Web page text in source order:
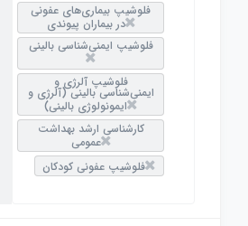
فلوشیپ بیماری‌های عفونی
در بیماران پیوندی
فلوشیپ ایمنی‌شناسی بالینی
فلوشیپ آلرژی و
ایمنی‌شناسی بالینی (آلرژی و
ایمونولوژی بالینی)
کارشناسی ارشد بهداشت
عمومی
فلوشیپ عفونی کودکان